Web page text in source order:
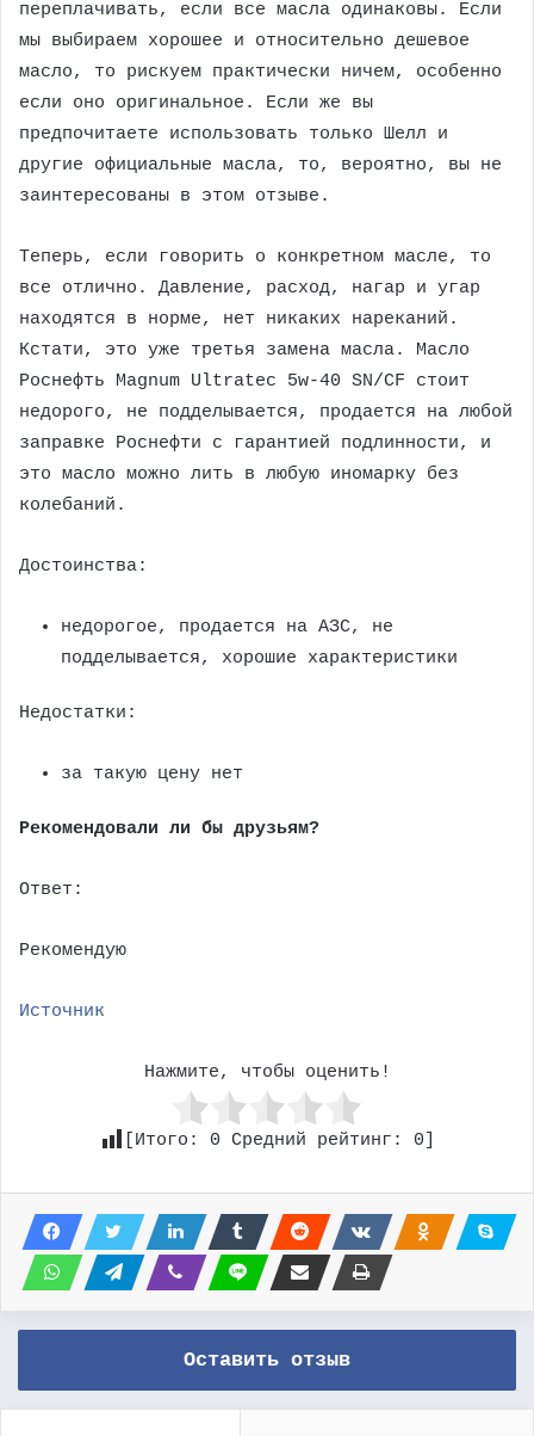
переплачивать, если все масла одинаковы. Если
мы выбираем хорошее и относительно дешевое
масло, то рискуем практически ничем, особенно
если оно оригинальное. Если же вы
предпочитаете использовать только Шелл и
другие официальные масла, то, вероятно, вы не
заинтересованы в этом отзыве.
Теперь, если говорить о конкретном масле, то
все отлично. Давление, расход, нагар и угар
находятся в норме, нет никаких нареканий.
Кстати, это уже третья замена масла. Масло
Роснефть Magnum Ultratec 5w-40 SN/CF стоит
недорого, не подделывается, продается на любой
заправке Роснефти с гарантией подлинности, и
это масло можно лить в любую иномарку без
колебаний.
Достоинства:
недорогое, продается на АЗС, не
подделывается, хорошие характеристики
Недостатки:
за такую цену нет
Рекомендовали ли бы друзьям?
Ответ:
Рекомендую
Источник
Нажмите, чтобы оценить!
[Итого: 0 Средний рейтинг: 0
Оставить отзыв